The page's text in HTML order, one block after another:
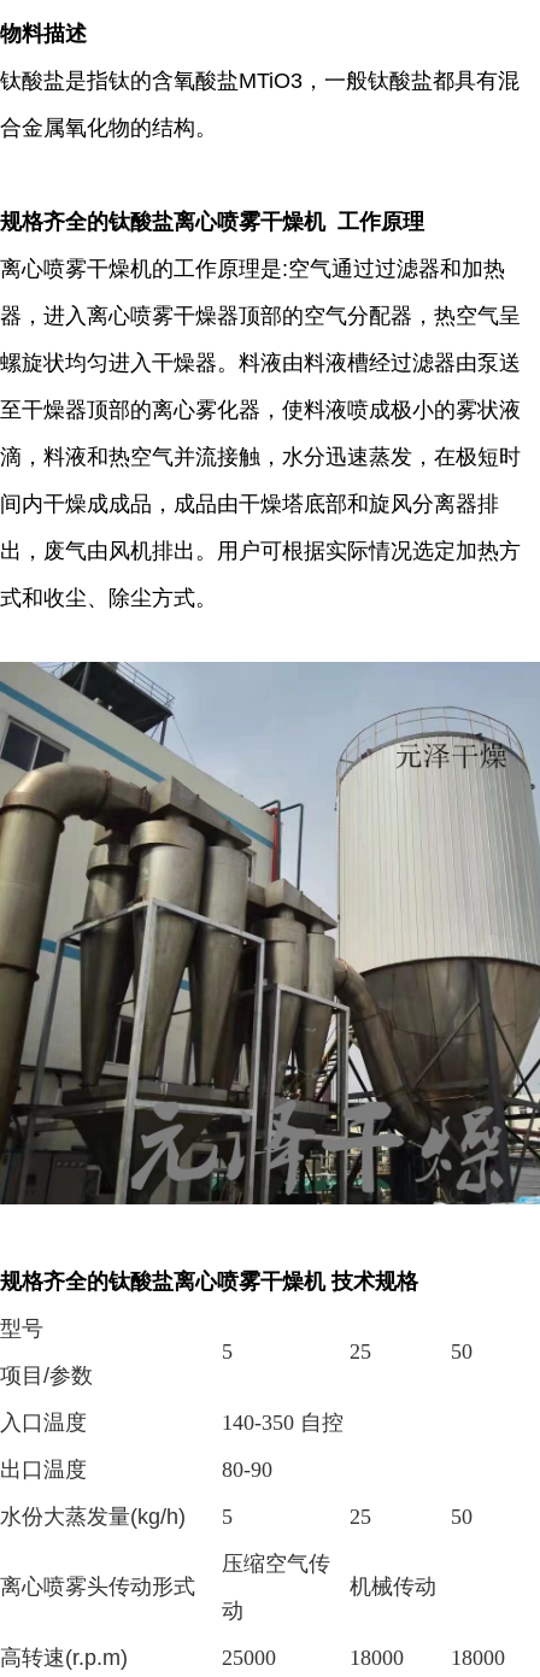
物料描述
钛酸盐是指钛的含氧酸盐MTiO3，一般钛酸盐都具有混
合金属氧化物的结构。
规格齐全的钛酸盐离心喷雾干燥机 工作原理
离心喷雾干燥机的工作原理是:空气通过过滤器和加热
器，进入离心喷雾干燥器顶部的空气分配器，热空气呈
螺旋状均匀进入干燥器。料液由料液槽经过滤器由泵送
至干燥器顶部的离心雾化器，使料液喷成极小的雾状液
滴，料液和热空气并流接触，水分迅速蒸发，在极短时
间内干燥成成品，成品由干燥塔底部和旋风分离器排
出，废气由风机排出。用户可根据实际情况选定加热方
式和收尘、除尘方式。
规格齐全的钛酸盐离心喷雾干燥机技术规格
型号
项目 /参数
5 25 50
入口温度
140-350 自控
出口温度
80-90
水份大蒸发量(kg/h) 5 25 50
离心喷雾头传动形式
压缩空气传
动
机械传动
高转速(r.p.m) 25000 18000 18000